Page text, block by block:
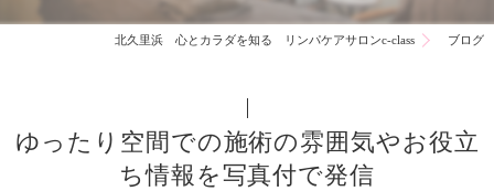
北久里浜 心とカラダを知る リンパケアサロンc-class ブログ
ゆったり空間での施術の雰囲気やお役立
ち情報を写真付で発信